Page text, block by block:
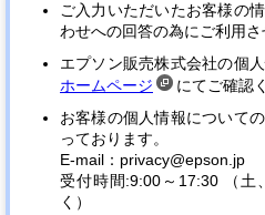
ご入力いただいたお客様の
わせへの回答の為にご利用さ
エプソン販売株式会社の個
ホームページ
にてご確認
お客様の個人情報について
っております。
E-mail：privacy@epson.jp
受付時間:9:00～17:30 （土
く）